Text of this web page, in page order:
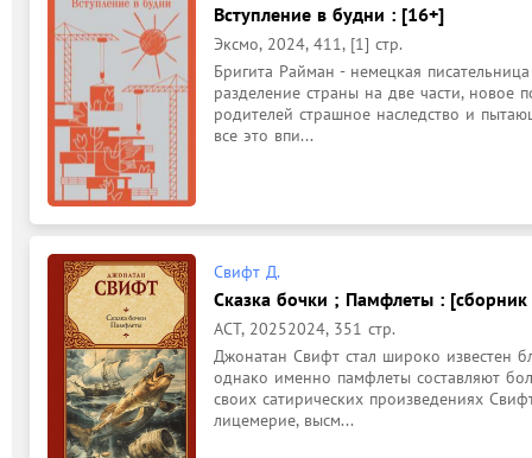
Вступление в будни : [16+]
Эксмо, 2024, 411, [1] стр.
Бригита Райман - немецкая
разделение страны на две части,
родителей страшное наследство и
все это впи...
Свифт Д.
Сказка бочки ; Памфлеты :
АСТ, 20252024, 351 стр.
Джонатан Свифт стал широко известен
однако именно памфлеты составляют
своих сатирических произведениях
лицемерие, высм...